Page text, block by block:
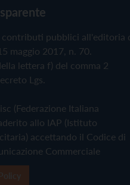
contributi pubblici all'editoria
maggio 2017, n. 70.
lettera f) del comma 2
Lgs.
(Federazione Italiana
allo IAP (Istituto
accettando il Codice di
Commerciale